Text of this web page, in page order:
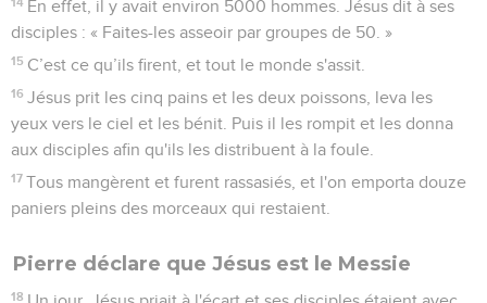
En effet, il y avait environ 5000 hommes. Jésus dit à ses
disciples : « Faites-les asseoir par groupes de 50. »
15 C’est ce qu’ils firent, et tout le monde s'assit.
16 Jésus prit les cinq pains et les deux poissons, leva les
yeux vers le ciel et les bénit. Puis il les rompit et les donna
aux disciples afin qu'ils les distribuent à la foule.
17 Tous mangèrent et furent rassasiés, et l'on emporta douze
paniers pleins des morceaux qui restaient.
Pierre déclare que Jésus est le Messie
18